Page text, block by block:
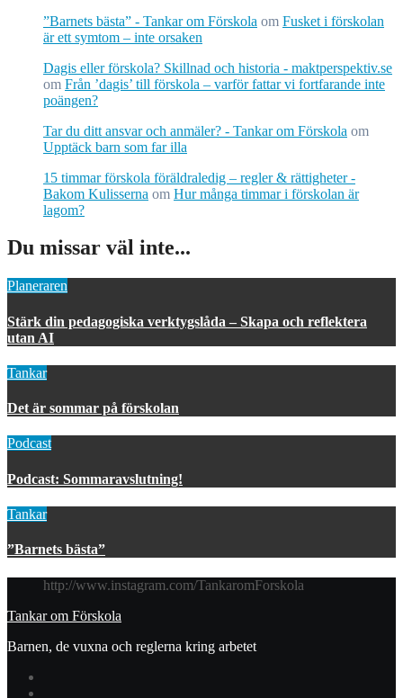
”Barnets bästa” - Tankar om Förskola om Fusket i förskolan
är ett symtom – inte orsaken
Dagis eller förskola? Skillnad och historia - maktperspektiv.se
om Från ’dagis’ till förskola – varför fattar vi fortfarande inte
poängen?
Tar du ditt ansvar och anmäler? - Tankar om Förskola om
Upptäck barn som far illa
15 timmar förskola föräldraledig – regler & rättigheter -
Bakom Kulisserna om Hur många timmar i förskolan är
lagom?
Du missar väl inte...
Planeraren
Stärk din pedagogiska verktygslåda – Skapa och reflektera
utan AI
Tankar
Det är sommar på förskolan
Podcast
Podcast: Sommaravslutning!
Tankar
”Barnets bästa”
http://www.instagram.com/TankaromForskola
Tankar om Förskola
Barnen, de vuxna och reglerna kring arbetet